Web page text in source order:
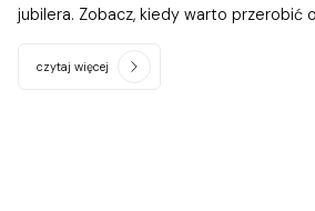
jubilera. Zobacz, kiedy warto przerobić
czytaj więcej